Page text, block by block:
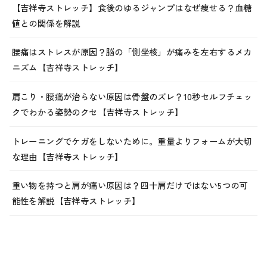
【吉祥寺ストレッチ】食後のゆるジャンプはなぜ痩せる？血糖
値との関係を解説
腰痛はストレスが原因？脳の「側坐核」が痛みを左右するメカ
ニズム【吉祥寺ストレッチ】
肩こり・腰痛が治らない原因は骨盤のズレ？10秒セルフチェッ
クでわかる姿勢のクセ【吉祥寺ストレッチ】
トレーニングでケガをしないために。重量よりフォームが大切
な理由【吉祥寺ストレッチ】
重い物を持つと肩が痛い原因は？四十肩だけではない5つの可
能性を解説【吉祥寺ストレッチ】